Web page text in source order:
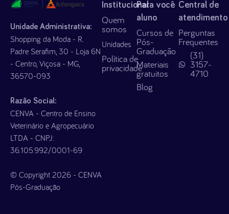
Unidade Administrativa:
Shopping da Moda - R.
Padre Serafim, 30 - Loja 6N
- Centro, Viçosa - MG,
36570-093
Razão Social:
CENVA - Centro de Ensino
Veterinário e Agropecuário
LTDA - CNPJ:
36.105.992/0001-69
© Copyright 2026 - CENVA
Pós-Graduação
Institucional
Quem
somos
Unidades
Política de
privacidade
Para você
aluno
Cursos de
Pós-
Graduação
Materiais
gratuitos
Blog
Central de
atendimento
Perguntas
Frequentes
(31)
3157-
4710